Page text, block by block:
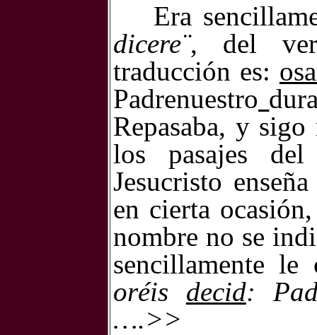
Era
dicere¨, del
traducción es:
Padrenuestro
Repasaba, y
los pasajes
Jesucristo
en cierta
nombre no se
sencillamente
oréis decid:
….>>